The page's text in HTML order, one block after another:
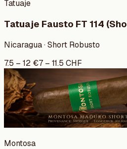
Tatuaje
Tatuaje Fausto FT 114
Nicaragua · Short Robusto
7.5 – 12 €7 – 11.5 CHF
Montosa